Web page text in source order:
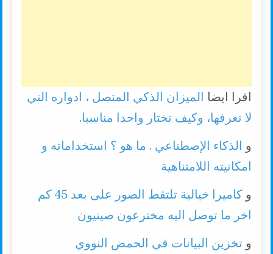
اقرا ايضا
الميزان الذكي المتصل ، ادواره التي
لا تعرفها، وكيف تختار واحدا مناسبا.
و الذكاء الإصطناعي . ما هو ؟ استخداماته و
امكانيته اللامتناهية
و
كاميرا خيالية تلتقط الصور على بعد 45 كم
اخر ما توصل اليه مخترعون صينيون
و تخزين البيانات في الحمض النووي